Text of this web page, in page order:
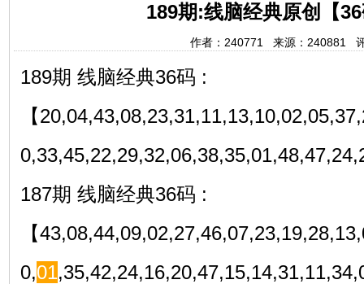
189期:线脑经典原创【
作者：240771 来源：240881
189期 线脑经典36码 :
【
187期 线脑经典36码 :
【
0,01